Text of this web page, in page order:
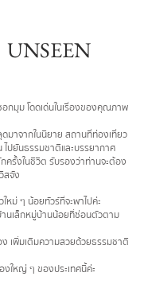
UNSEEN
อกมุม โดดเด่นในเรื่องของคุณภาพ
มาจากในนิยาย สถานที่ท่องเที่ยว
ไปยันธรรมชาติและบรรยากาศ
ครั้งในชีวิต รับรองว่าท่านจะต้อง
สจัง
ใหม่ ๆ น้อยทัวร์ที่จะพาไปค่ะ
านเล็กหมู่บ้านน้อยที่ซ่อนตัวตาม
ง เพิ่มเติมความสวยด้วยธรรมชาติ
งใหญ่ ๆ ของประเทศนี้ค่ะ